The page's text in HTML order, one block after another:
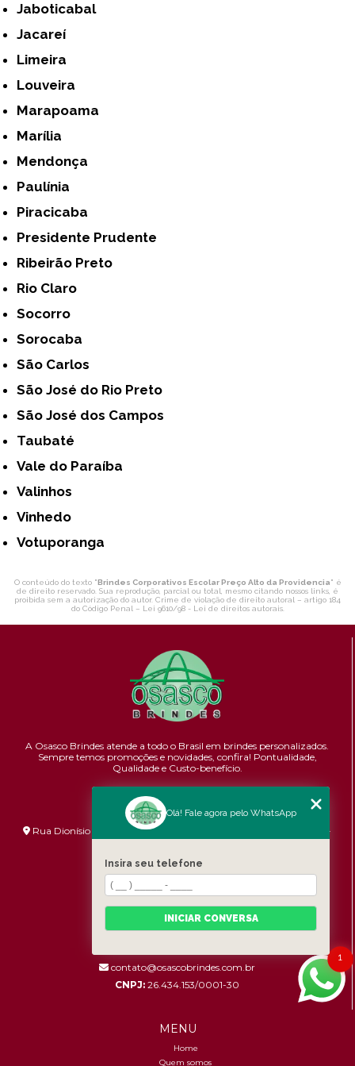
Jaboticabal
Jacareí
Limeira
Louveira
Marapoama
Marília
Mendonça
Paulínia
Piracicaba
Presidente Prudente
Ribeirão Preto
Rio Claro
Socorro
Sorocaba
São Carlos
São José do Rio Preto
São José dos Campos
Taubaté
Vale do Paraíba
Valinhos
Vinhedo
Votuporanga
O conteúdo do texto "Brindes Corporativos Escolar Preço Alto da Providencia" é
de direito reservado. Sua reprodução, parcial ou total, mesmo citando nossos links, é
proibida sem a autorização do autor. Crime de violação de direito autoral – artigo 184
do Código Penal – Lei 9610/98 - Lei de direitos autorais.
A Osasco Brindes atende a todo o Brasil em brindes personalizados.
Sempre temos promoções e novidades, confira! Pontualidade,
Qualidade e Custo-benefício.
ENDEREÇO
Rua Dionísio Bizarro, 233 - Umuarama - São Paulo - SP - 06036-
060
HORÁRIO DE ATENDIMENTO
Segunda à Sexta: 8:30h às 17:00h
CONTATOS
contato@osascobrindes.com.br
CNPJ: 26.434.153/0001-30
MENU
Home
Quem somos
1
Olá! Fale agora pelo WhatsApp
Insira seu telefone
INICIAR CONVERSA